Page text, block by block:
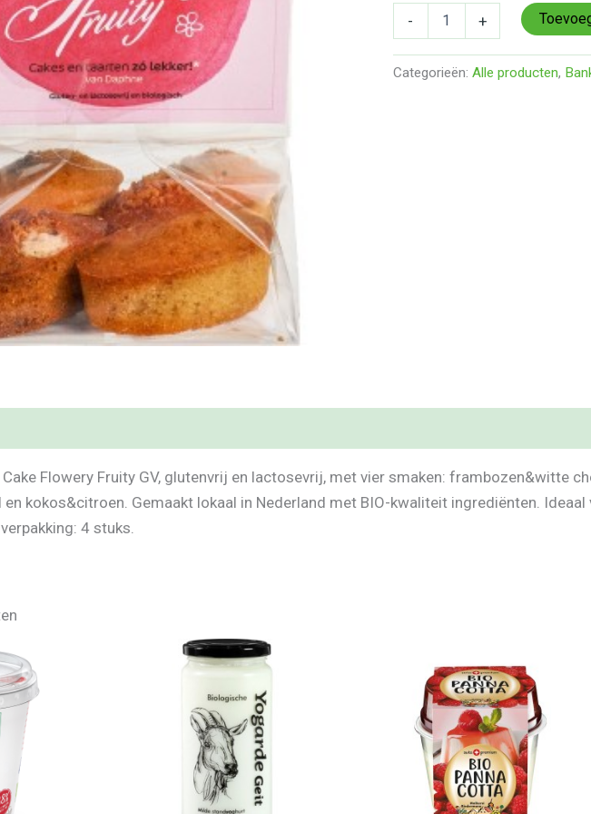
-
BIO,
Lokaal)
aantal
+
Categorieën: Alle producten,
Flowery Fruity GV, glutenvrij en lactosevrij, met vier smaken: frambozen&witte
en kokos&citroen. Gemaakt lokaal in Nederland met BIO-kwaliteit ingrediënten.
4 stuks.